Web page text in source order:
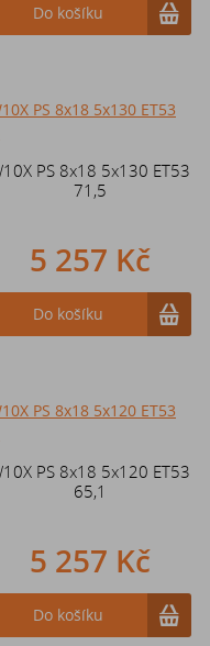
Do košíku
PS 8x18 5x130 ET53
71,5
5 257 Kč
Do košíku
PS 8x18 5x120 ET53
65,1
5 257 Kč
Do košíku